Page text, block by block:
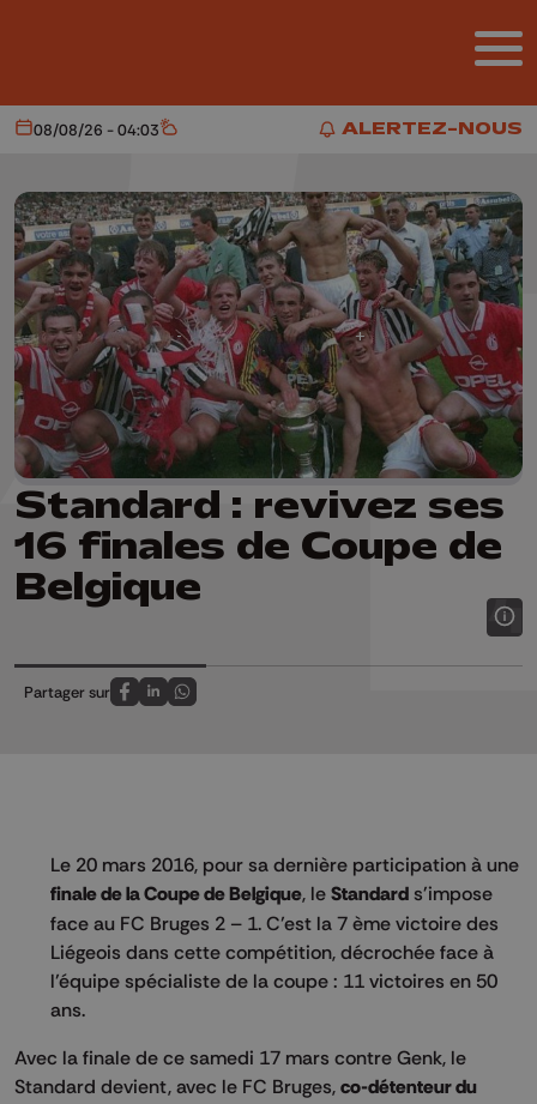
ALERTEZ-NOUS
ALERTEZ-NOUS
Aujourd'hui
08/08/26 - 04:03 Météo
Standard : revivez ses
16 finales de Coupe de
Belgique
Partager sur
Partagez sur FaceBook
Partagez sur LinkedIn
Partagez sur Whatsapp
Le 20 mars 2016, pour sa dernière participation à une
finale de la Coupe de Belgique, le Standard s'impose
face au FC Bruges 2 – 1. C’est la 7 ème victoire des
Liégeois dans cette compétition, décrochée face à
l’équipe spécialiste de la coupe : 11 victoires en 50
ans.
Avec la finale de ce samedi 17 mars contre Genk, le
Standard devient, avec le FC Bruges, co-détenteur du